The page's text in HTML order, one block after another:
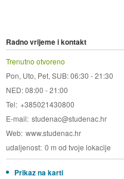
Radno vrijeme i kontakt
Trenutno otvoreno
Pon, Uto, Pet, SUB: 06:30 - 21:30
NED: 08:00 - 21:00
Tel +385021430800
E-mail studenac@studenac.hr
Web www.studenac.hr
udaljenost 0 m od tvoje lokacije
Prikaz na karti